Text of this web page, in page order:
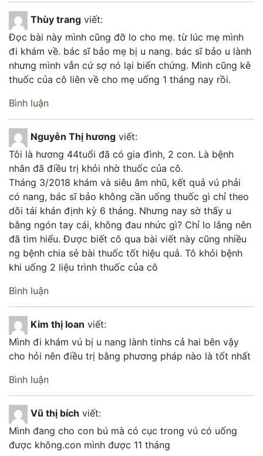
Thùy trang viết:
Đọc bài này mình cũng đỡ lo cho mẹ. từ lúc mẹ mình
đi khám về. bác sĩ bảo mẹ bị u nang. bác sĩ bảo u lành
nhưng mình vẫn cứ sợ nó lại biến chứng. Mình cũng kê
thuốc của cô liên về cho mẹ uống 1 tháng nay rồi.
Bình luận
Nguyễn Thị hương viết:
Tôi là hương 44tuổi đã có gia đình, 2 con. Là bệnh
nhân đã điều trị khỏi nhờ thuốc của cô.
Tháng 3/2018 khám và siêu âm nhũ, kết quả vú phải
có nang, bác sĩ bảo không cần uống thuốc gì chỉ theo
dõi tái khán định kỳ 6 tháng. Nhưng nay sờ thấy u
bằng ngón tay cái, không đau nhức gì? Chỉ lo lắng nên
đã tìm hiểu. Được biết cô qua bài viết này cũng nhiều
ng bệnh chia sẻ bài thuốc tốt hiệu quả. Tô khỏi bệnh
khi uống 2 liệu trình thuốc của cô
Bình luận
Kim thị loan viết:
Mình đi khám vú bị u nang lành tinhs cả hai bên vậy
cho hỏi nên điều trị bằng phương pháp nào là tốt nhất
Bình luận
Vũ thị bích viết:
Mình đang cho con bú mà có cục trong vú có uống
được không.con mình được 11 tháng